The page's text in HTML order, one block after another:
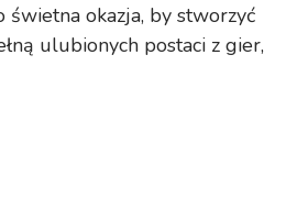
świetna okazja, by stworzyć
ulubionych postaci z gier,